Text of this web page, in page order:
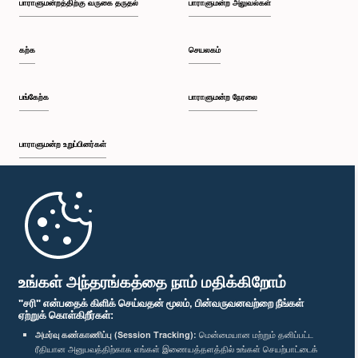
உங்கள் அந்தரங்கத்தை நாம் மதிக்கிறோம்
"சரி" என்பதைக் கிளிக் செய்வதன் மூலம், பின்வருவனவற்றை நீங்கள்
ஏற்றுக் கொள்கிறீர்கள்:
அமர்வு கண்காணிப்பு (Session Tracking): மென்மையான மற்றும் தனிப்பட்ட
ரீதியான அனுபவத்திற்காக எங்கள் இணையத்தளத்தில் உங்கள் செயற்பாட்டைக்
பாராளுமன்றத்திற்கு வருகை தருதல்
கற்க
பங்கேற்க
பாராளுமன்ற உறுப்பினர்கள்
முதற்பக்கம்
பாராளுமன்ற அலுவல்கள்
செயலகம்
பாராளுமன்ற நேரலை
பாராளுமன்ற கையடக்க செயலி
எம்மை பின்தொடர்க :